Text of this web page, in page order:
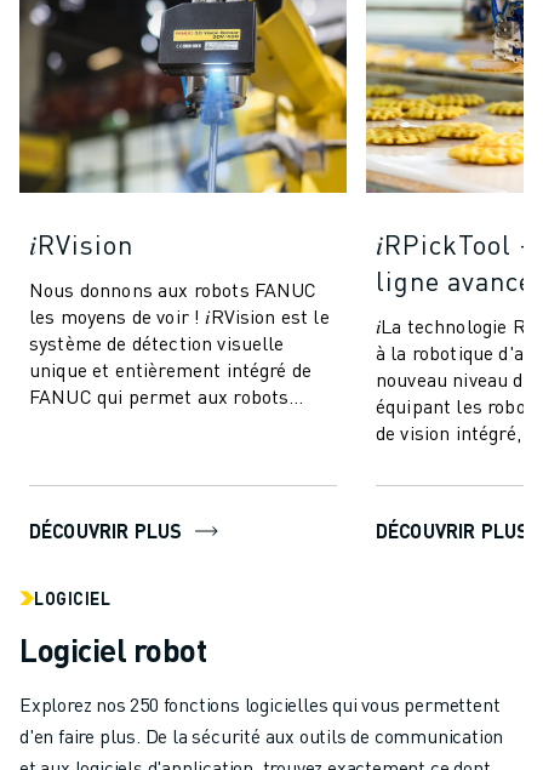
𝑖RVision
Nous donnons aux robots FANUC
les moyens de voir ! 𝑖RVision est le
système de détection visuelle
unique et entièrement intégré de
FANUC qui permet aux robots
DÉCOUVRIR PLUS
𝑖RPickTool
ligne avancé
𝑖La technologie
à la robotique
nouveau niveau
équipant les
de vision intégré,
DÉCOUVRIR PLUS
LOGICIEL
Logiciel robot
Explorez nos 250 fonctions logicielles qui vous permettent
d'en faire plus. De la sécurité aux outils de communication